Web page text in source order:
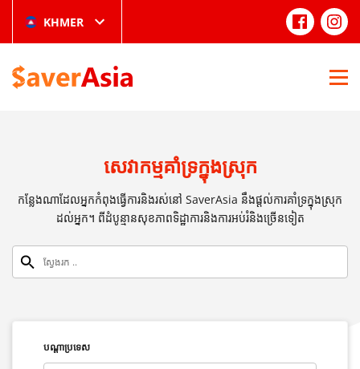
KHMER
សេវាកម្មគាំទ្រក្នុងស្រុក
កន្លែងណាដែលអ្នកកំពុងធ្វើការនិងរស់នៅ SaverAsia នឹងផ្តល់ការគាំទ្រក្នុងស្រុក
ដល់អ្នក។ ពីដំបូន្មានសុខភាពទិដ្ឋាការនិងការអប់រំនិងច្រើនទៀត
បណ្តាប្រទេស